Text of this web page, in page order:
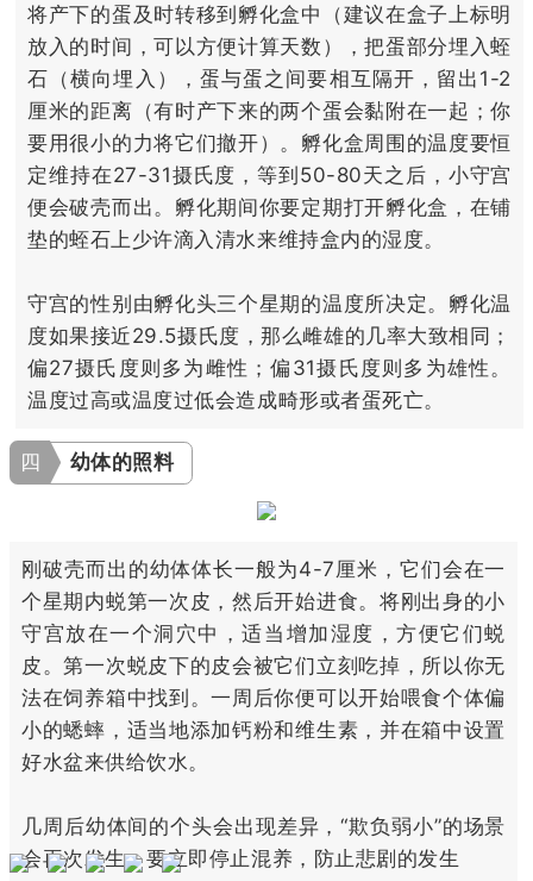
将产下的蛋及时转移到孵化盒中（建议在盒子上标明
放入的时间，可以方便计算天数），把蛋部分埋入蛭
石（横向埋入），蛋与蛋之间要相互隔开，留出1-2
厘米的距离（有时产下来的两个蛋会黏附在一起；你
要用很小的力将它们撤开）。孵化盒周围的温度要恒
定维持在27-31摄氏度，等到50-80天之后，小守宫
便会破壳而出。孵化期间你要定期打开孵化盒，在铺
垫的蛭石上少许滴入清水来维持盒内的湿度。
守宫的性别由孵化头三个星期的温度所决定。孵化温
度如果接近29.5摄氏度，那么雌雄的几率大致相同；
偏27摄氏度则多为雌性；偏31摄氏度则多为雄性。
温度过高或温度过低会造成畸形或者蛋死亡。
四 幼体的照料
刚破壳而出的幼体体长一般为4-7厘米，它们会在一
个星期内蜕第一次皮，然后开始进食。将刚出身的小
守宫放在一个洞穴中，适当增加湿度，方便它们蜕
皮。第一次蜕皮下的皮会被它们立刻吃掉，所以你无
法在饲养箱中找到。一周后你便可以开始喂食个体偏
小的蟋蟀，适当地添加钙粉和维生素，并在箱中设置
好水盆来供给饮水。
几周后幼体间的个头会出现差异，“欺负弱小”的场景
会再次发生，要立即停止混养，防止悲剧的发生